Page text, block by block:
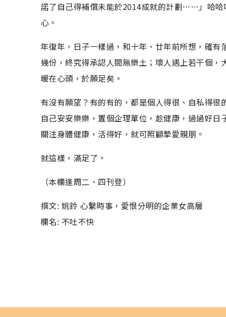
諾了自己得補償未能於2014成就的計劃……」哈哈
心。
年復年，日子一樣過，和十年、廿年前所想，確
幾份，終究得承認人間無樂土；壞人遇上若干個
暖在心頭，於願足矣。
有沒有願望？有的有的，都是個人得很、自私得
自己安安樂樂，置個企理單位，趁健康，過過好
關注身體健康，活得好，就可照顧摯愛親朋。
就這樣，滿足了。
（本欄逢周二、四刊登）
撰文: 姚鈴 心繫時事，愛恨分明的企業女高層
欄名: 不吐不快